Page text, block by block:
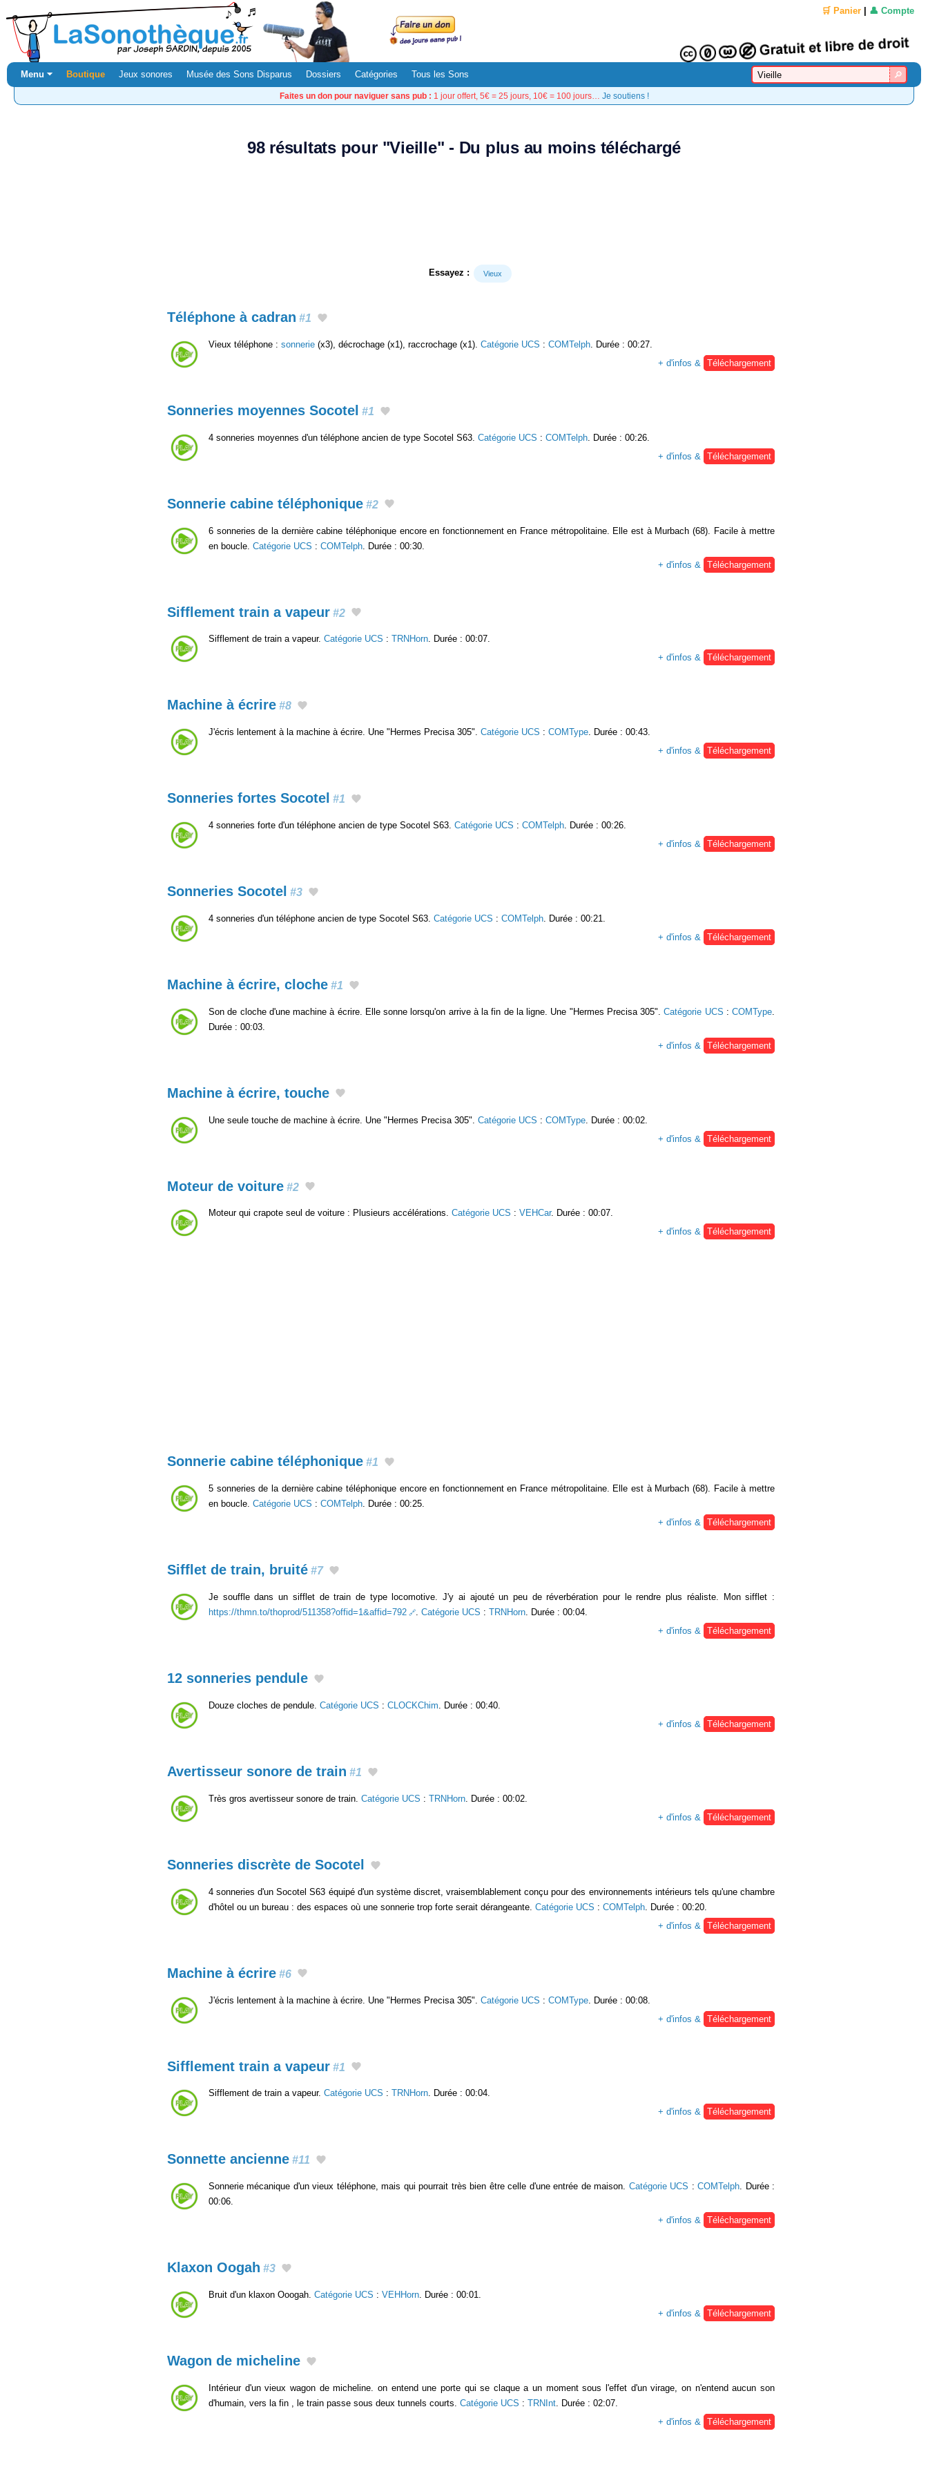
🛒 Panier 👤 Compte
Menu ⏷ Boutique Jeux sonores Musée des Sons Disparus Dossiers Catégories Tous les Sons
Faites un don pour naviguer sans pub : 1 jour offert, 5€ = 25 jours, 10€ = 100 jours… Je soutiens !
98 résultats pour "Vieille" - Du plus au moins téléchargé
Essayez : Vieux
Téléphone à cadran #1
Vieux téléphone : sonnerie (x3), décrochage (x1), raccrochage (x1). Catégorie UCS : COMTelph . Durée : 00:27.
+ d'infos &
Téléchargement
Sonneries moyennes Socotel #1
4 sonneries moyennes d'un téléphone ancien de type Socotel S63. Catégorie UCS : COMTelph . Durée : 00:26.
+ d'infos &
Téléchargement
Sonnerie cabine téléphonique #2
6 sonneries de la dernière cabine téléphonique encore en fonctionnement en France métropolitaine. Elle est à Murbach (68). Facile à mettre
en boucle. Catégorie UCS : COMTelph . Durée : 00:30.
+ d'infos &
Téléchargement
Sifflement train a vapeur #2
Sifflement de train a vapeur. Catégorie UCS : TRNHorn. Durée : 00:07.
+ d'infos & Téléchargement
Machine à écrire #8
J'écris lentement à la machine à écrire. Une "Hermes Precisa 305". Catégorie UCS : COMType. Durée : 00:43.
+ d'infos & Téléchargement
Sonneries fortes Socotel #1
4 sonneries forte d'un téléphone ancien de type Socotel S63. Catégorie UCS : COMTelph. Durée : 00:26.
+ d'infos & Téléchargement
Sonneries Socotel #3
4 sonneries d'un téléphone ancien de type Socotel S63. Catégorie UCS : COMTelph . Durée : 00:21.
+ d'infos &
Téléchargement
Machine à écrire, cloche #1
Son de cloche d'une machine à écrire. Elle sonne lorsqu'on arrive à la fin de la ligne. Une "Hermes Precisa 305".Catégorie UCS : COMType
Durée : 00:03.
+ d'infos &
Téléchargement
Machine à écrire, touche
Une seule touche de machine à écrire. Une "Hermes Precisa 305". Catégorie UCS : COMType . Durée : 00:02.
+ d'infos &
Téléchargement
Moteur de voiture #2
Moteur qui crapote seul de voiture : Plusieurs accélérations. Catégorie UCS : VEHCar. Durée : 00:07.
+ d'infos & Téléchargement
Sonnerie cabine téléphonique #1
5 sonneries de la dernière cabine téléphonique encore en fonctionnement en France métropolitaine. Elle est à Murbach (68). Facile à mettre
en boucle. Catégorie UCS : COMTelph. Durée : 00:25.
+ d'infos & Téléchargement
Sifflet de train, bruité #7
Je souffle dans un sifflet de train de type locomotive. J'y ai ajouté un peu de réverbération pour le rendre plus réaliste. Mon sifflet :
https://thmn.to/thoprod/511358?offid=1&affid=792
. Catégorie UCS : TRNHorn. Durée : 00:04.
+ d'infos & Téléchargement
12 sonneries pendule
Douze cloches de pendule. Catégorie UCS : CLOCKChim . Durée : 00:40.
+ d'infos &
Téléchargement
Avertisseur sonore de train #1
Très gros avertisseur sonore de train. Catégorie UCS : TRNHorn . Durée : 00:02.
+ d'infos &
Téléchargement
Sonneries discrète de Socotel
4 sonneries d'un Socotel S63 équipé d'un système discret, vraisemblablement conçu pour des environnements intérieurs tels qu'une chambre
d'hôtel ou un bureau : des espaces où une sonnerie trop forte serait dérangeante. Catégorie UCS : COMTelph . Durée : 00:20.
+ d'infos &
Téléchargement
Machine à écrire #6
J'écris lentement à la machine à écrire. Une "Hermes Precisa 305". Catégorie UCS : COMType . Durée : 00:08.
+ d'infos &
Téléchargement
Sifflement train a vapeur #1
Sifflement de train a vapeur. Catégorie UCS : TRNHorn. Durée : 00:04.
+ d'infos & Téléchargement
Sonnette ancienne #11
Sonnerie mécanique d'un vieux téléphone, mais qui pourrait très bien être celle d'une entrée de maison. Catégorie UCS :COMTelph. Durée :
00:06.
+ d'infos & Téléchargement
Klaxon Oogah #3
Bruit d'un klaxon Ooogah. Catégorie UCS : VEHHorn. Durée : 00:01.
+ d'infos & Téléchargement
Wagon de micheline
Intérieur d'un vieux wagon de micheline. on entend une porte qui se claque a un moment sous l'effet d'un virage, on n'entend aucun son
d'humain, vers la fin , le train passe sous deux tunnels courts. Catégorie UCS : TRNInt . Durée : 02:07.
+ d'infos &
Téléchargement